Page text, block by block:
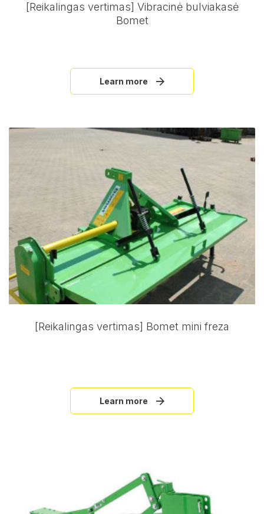
[Reikalingas vertimas] Vibracinė bulviakasė
Bomet
Learn more
[Reikalingas vertimas] Bomet mini freza
Learn more